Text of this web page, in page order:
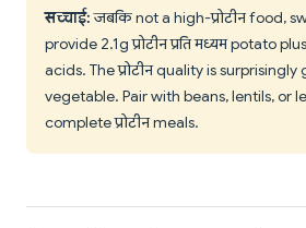
सच्चाई:जबकि not a high-प्रोटीन food,
provide 2.1g प्रोटीन प्रति मध्यम potato
acids. The प्रोटीन quality is
vegetable. Pair with beans, lentils, or
complete प्रोटीन meals.